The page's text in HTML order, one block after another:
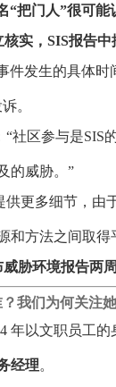
“把门人”很可能
实，SIS报告中
件发生的具体
。
“社区参与是
的威胁。”
供更多细节，由
和方法之间取得
胁环境报告两
？我们为何关注
年以文职员工
经理。